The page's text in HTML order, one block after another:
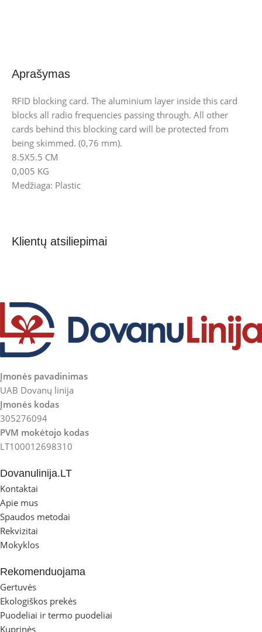
Aprašymas
RFID blocking card. The aluminium layer inside this card
blocks all radio frequencies passing through. All other
cards behind this blocking card will be protected from
being skimmed. (0,76 mm).
8.5X5.5 CM
0,005 KG
Medžiaga: Plastic
Klientų atsiliepimai
Įmonės pavadinimas
UAB Dovanų linija
Įmonės kodas
305276094
PVM mokėtojo kodas
LT100012698310
Dovanulinija.LT
Kontaktai
Apie mus
Spaudos metodai
Rekvizitai
Mokyklos
Rekomenduojama
Gertuvės
Ekologiškos prekės
Puodeliai ir termo puodeliai
Kuprinės